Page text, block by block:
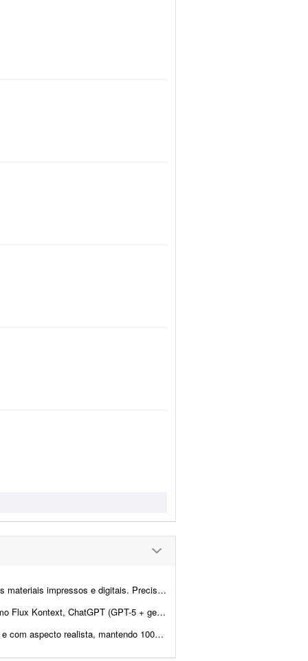
de edição no Photoshop (Lightroom é opcional, mas ajuda no fl...
Krea AI ou Freepik AI Suite para gerar um editorial de 5 a 8 fotos, utilizan...
da proporção original. Serviços desejados: - Remoção ...